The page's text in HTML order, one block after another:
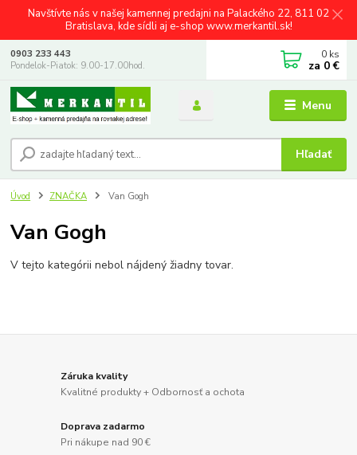
Navštívte nás v našej kamennej predajni na Palackého 22, 811 02
Bratislava, kde sídli aj e-shop www.merkantil.sk!
Menu
Hľadať
0903 233 443
Pondelok-Piatok: 9.00-17.00hod.
0 ks
za 0 €
Úvod ZNAČKA Van Gogh
Van Gogh
V tejto kategórii nebol nájdený žiadny tovar.
Záruka kvality
Kvalitné produkty + Odbornosť a ochota
Doprava zadarmo
Pri nákupe nad 90 €